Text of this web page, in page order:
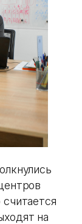
считается
на